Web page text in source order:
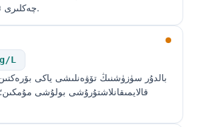
چەكلىرى ئوخشىشى مۇمكىن.
L
بالدۇر سۈزۈشنىڭ تۆۋەنلىشى ياكى بۆرەكتىن
قالايمىقانلاشتۇرۇشى بولۇشى مۇمكىن؛